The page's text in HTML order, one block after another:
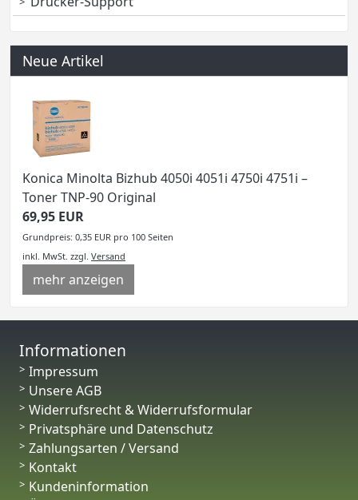
Neue Artikel
Konica Minolta Bizhub 4050i 4051i 4750i 4751i –
Toner TNP-90 Original
69,95 EUR
Grundpreis: 0,35 EUR pro 100 Seiten
inkl. MwSt. zzgl. Versand
mehr anzeigen
Informationen
Impressum
Unsere AGB
Widerrufsrecht & Widerrufsformular
Privatsphäre und Datenschutz
Zahlungsarten / Versand
Kontakt
Kundeninformation